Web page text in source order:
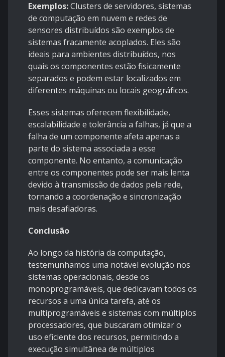
Exemplos:Clusters de servidores, sistemas
de computação em nuvem e redes de
sensores distribuídos são exemplos de
sistemas fracamente acoplados. Eles são
ideais para ambientes distribuídos, nos
quais os componentes estão fisicamente
separados e podem estar localizados em
diferentes máquinas ou locais geográficos.
Esses sistemas oferecem flexibilidade,
escalabilidade e tolerância a falhas, já que a
falha de um componente afeta apenas a
parte do sistema associada a esse
componente. No entanto, a comunicação
entre os componentes pode ser mais lenta
devido à transmissão de dados pela rede,
tornando a coordenação e sincronização
mais desafiadoras.
Conclusão
Ao longo da história da computação,
testemunhamos uma notável evolução nos
sistemas operacionais, desde os
monoprogramáveis, que dedicavam todos os
recursos a uma única tarefa, até os
multiprogramáveis e sistemas com múltiplos
processadores, que buscaram otimizar o
uso eficiente dos recursos, permitindo a
execução simultânea de múltiplos